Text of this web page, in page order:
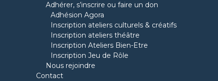
Adhérer, s’inscrire ou faire un don
Adhésion Agora
Inscription ateliers culturels & créatifs
Inscription ateliers théâtre
Inscription Ateliers Bien-Etre
Inscription Jeu de Rôle
Nous rejoindre
Contact